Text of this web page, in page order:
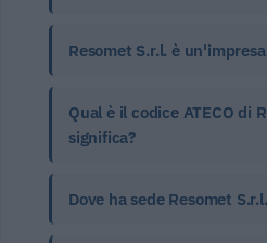
Resomet S.r.l. è
Qual è il codice ATECO di
significa?
Dove ha sede Resomet